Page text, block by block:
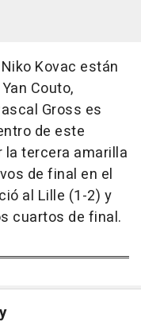
Kovac están
Couto,
Gross es
de este
tercera amarilla
de final en el
al Lille (1-2) y
cuartos de final.